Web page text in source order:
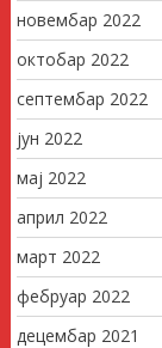
новембар 2022
октобар 2022
септембар 2022
јун 2022
мај 2022
април 2022
март 2022
фебруар 2022
децембар 2021